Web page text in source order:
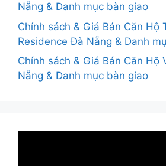
Nẵng & Danh mục bàn giao
Chính sách & Giá Bán Căn Hộ
Residence Đà Nẵng & Danh
Chính sách & Giá Bán Căn Hộ
Nẵng & Danh mục bàn giao